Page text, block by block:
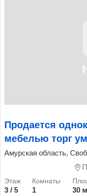
Продается
мебелью торг
Амурская область,
3 / 5 1
30